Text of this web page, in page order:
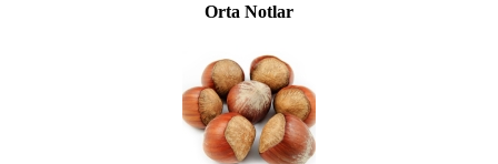
Orta Notlar